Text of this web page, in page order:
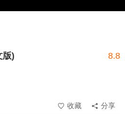
版) 8.8
收藏 分享